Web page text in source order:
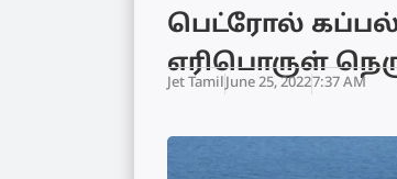
பெட்ரோல் கப்பல்
எரிபொருள்
Jet TamilJune 25, 20227:37 AM